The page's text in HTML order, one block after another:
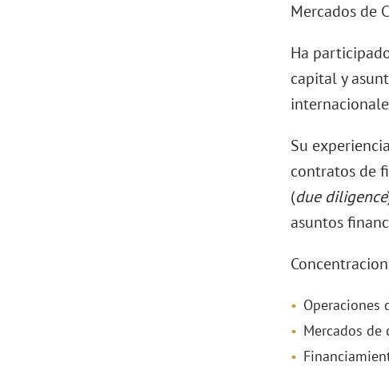
Mercados de
Ha
capital y
Su
contratos de
(due diligence
asuntos
Operaciones
Mercados de